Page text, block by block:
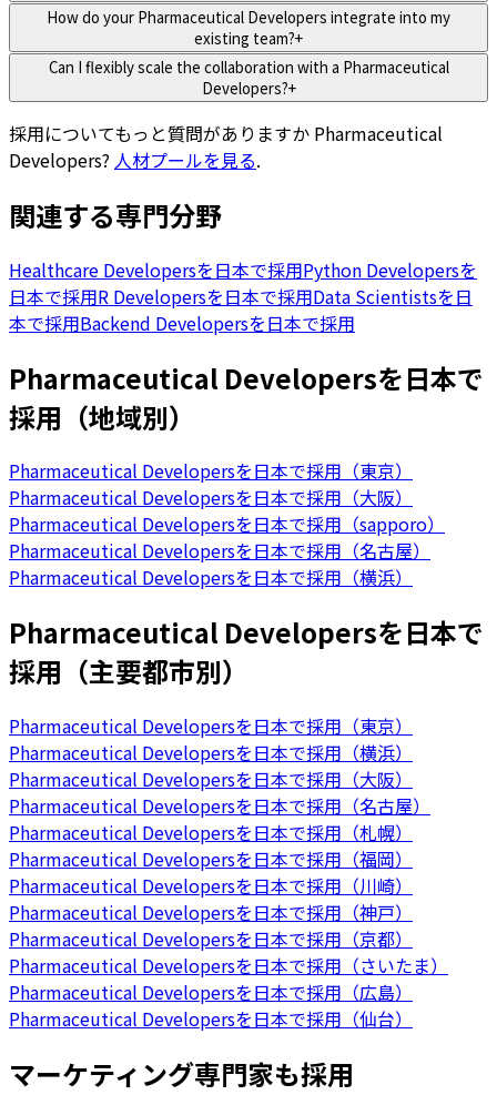
How do your Pharmaceutical Developers integrate into my
existing team?+
Can I flexibly scale the collaboration with a Pharmaceutical
Developers?+
採用についてもっと質問がありますか Pharmaceutical
Developers? 人材プールを見る.
関連する専門分野
Healthcare Developersを日本で採用Python Developersを
日本で採用R Developersを日本で採用Data Scientistsを日
本で採用Backend Developersを日本で採用
Pharmaceutical Developersを日本で
採用（地域別）
Pharmaceutical Developersを日本で採用（東京）
Pharmaceutical Developersを日本で採用（大阪）
Pharmaceutical Developersを日本で採用（sapporo）
Pharmaceutical Developersを日本で採用（名古屋）
Pharmaceutical Developersを日本で採用（横浜）
Pharmaceutical Developersを日本で
採用（主要都市別）
Pharmaceutical Developersを日本で採用（東京）
Pharmaceutical Developersを日本で採用（横浜）
Pharmaceutical Developersを日本で採用（大阪）
Pharmaceutical Developersを日本で採用（名古屋）
Pharmaceutical Developersを日本で採用（札幌）
Pharmaceutical Developersを日本で採用（福岡）
Pharmaceutical Developersを日本で採用（川崎）
Pharmaceutical Developersを日本で採用（神戸）
Pharmaceutical Developersを日本で採用（京都）
Pharmaceutical Developersを日本で採用（さいたま）
Pharmaceutical Developersを日本で採用（広島）
Pharmaceutical Developersを日本で採用（仙台）
マーケティング専門家も採用